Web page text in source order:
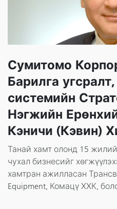
Сумитомо
Барилга
системийн
Нэгжийн
Кэничи (Кэвин)
Танай хамт олонд 15
чухал бизнесийг
хамтран ажилласан
Equipment, Комацү ХХК,